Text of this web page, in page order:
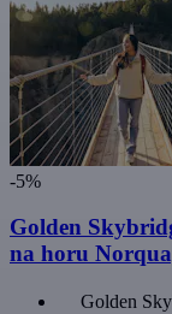
-5%
Golden
na horu
Golden